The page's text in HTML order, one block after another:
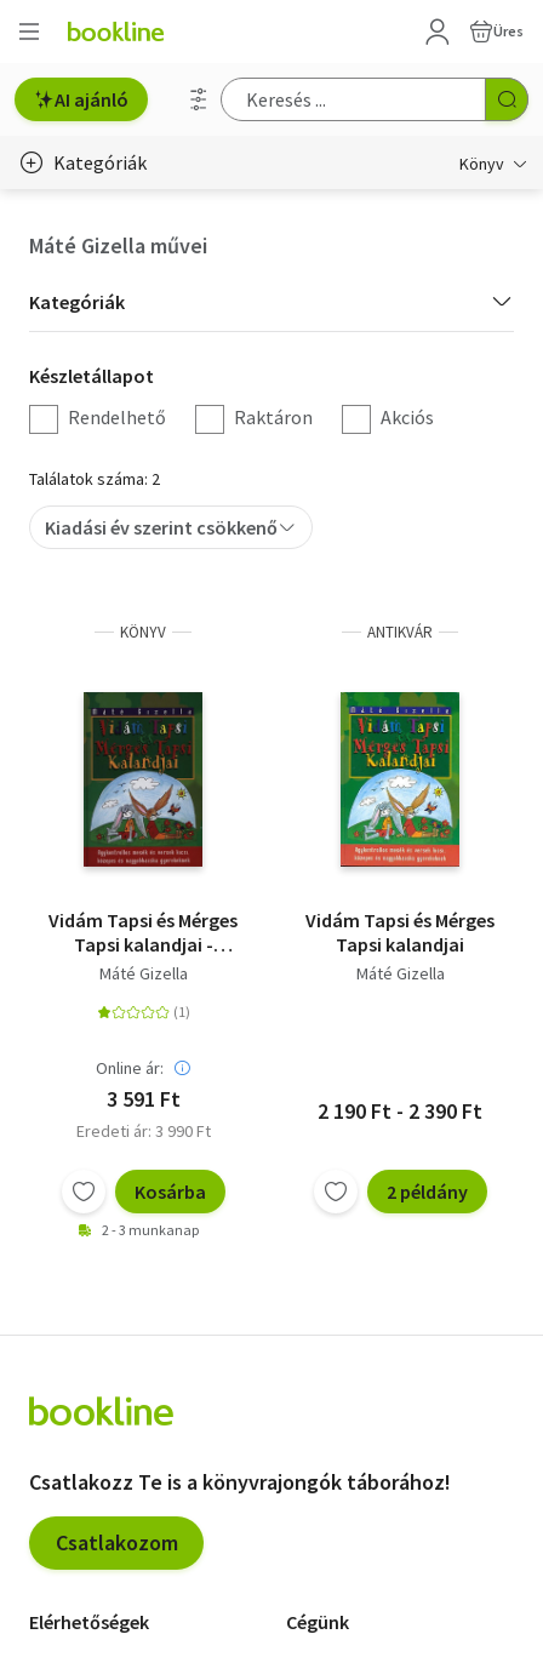
Üres
AI ajánló
Kategóriák Könyv
Hobbi, szabadidő
Irodalom
Művészet
Szakkönyv
Tankönyv, segédkönyv
Társadalomtudomány
Természettudomány
Történelem
Máté Gizella művei
Kategória
szűrés
Kategóriák
Készletállapot
szűrés
Készletállapot
Rendelhető
Raktáron Akciós
Találatok száma: 2
Kiadási év szerint csökkenő
KÖNYV
Vidám Tapsi és Mérges
Tapsi kalandjai -
Agykontrollos mesék
közepes és
gyerekeknek
Máté Gizella
Online ár:
3 591 Ft
Eredeti ár: 3 990 Ft
Kosárba
2 - 3 munkanap
ANTIKVÁR
Vidám Tapsi és Mérges
Tapsi kalandjai
Máté Gizella
2 190 Ft - 2 390 Ft
2 példány
Csatlakozz Te is a könyvrajongók táborához!
Csatlakozom
Elérhetőségek Cégünk